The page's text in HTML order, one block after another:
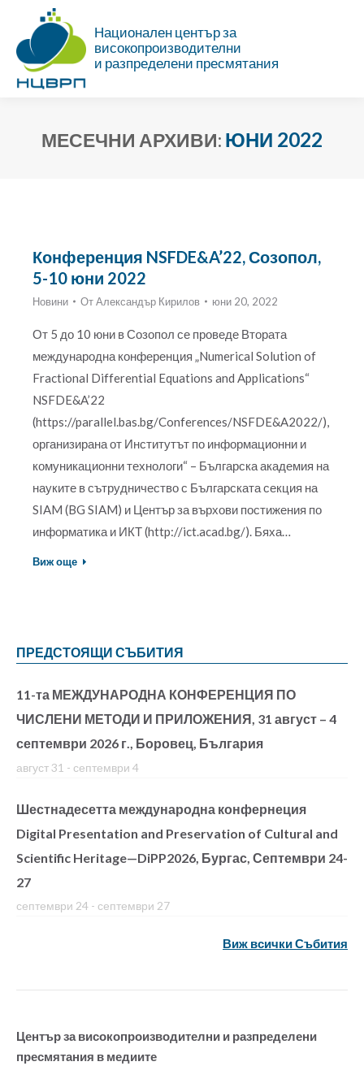
Национален център за
високопроизводителни
и разпределени пресмятания
МЕСЕЧНИ АРХИВИ: ЮНИ 2022
Конференция NSFDE&A’22, Созопол,
5-10 юни 2022
Новини ОтАлександър Кирилов юни 20, 2022
От 5 до 10 юни в Созопол се проведе Втората
международна конференция „Numerical Solution of
Fractional Differential Equations and Applications“
NSFDE&A’22
(https://parallel.bas.bg/Conferences/NSFDE&A2022/),
организирана от Институтът по информационни и
комуникационни технологи“ – Българска академия на
науките в сътрудничество с Българската секция на
SIAM (BG SIAM) и Център за върхови постижения по
информатика и ИКТ (http://ict.acad.bg/). Бяха…
Виж още
ПРЕДСТОЯЩИ СЪБИТИЯ
11-та МЕЖДУНАРОДНА КОНФЕРЕНЦИЯ ПО
ЧИСЛЕНИ МЕТОДИ И ПРИЛОЖЕНИЯ, 31 август – 4
септември 2026 г., Боровец, България
август 31 - септември 4
Шестнадесетта международна конфернеция
Digital Presentation and Preservation of Cultural and
Scientific Heritage—DiPP2026, Бургас, Септември 24-
27
септември 24 - септември 27
Виж всички Събития
Център за високопроизводителни и разпределени
пресмятания в медиите